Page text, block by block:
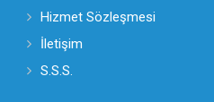
Hizmet Sözleşmesi
İletişim
S.S.S.